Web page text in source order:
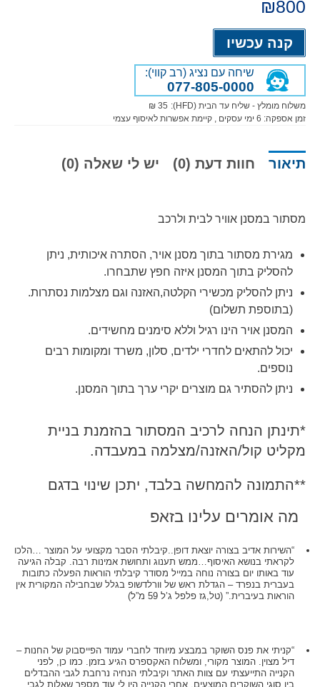
₪800
קנה עכשיו
שיחה עם נציג (רב קווי):
077-805-0000
משלוח מומלץ - שליח עד הבית (HFD):
35 ₪
זמן אספקה: 6 ימי עסקים , קיימת אפשרות לאיסוף עצמי
תיאור חוות דעת (0) יש לי שאלה (0)
מסתור במסנן אוויר לבית ולרכב
מגירת מסתור בתוך מסנן אויר, הסתרה איכותית, ניתן
להסליק בתוך המסנן איזה חפץ שתבחרו.
ניתן להסליק מכשירי הקלטה,האזנה וגם מצלמות נסתרות.
(בתוספת תשלום)
המסנן אויר הינו רגיל וללא סימנים מחשידים.
יכול להתאים לחדרי ילדים, סלון, משרד ומקומות רבים
נוספים.
ניתן להסתיר גם מוצרים יקרי ערך בתוך המסנן.
*תינתן הנחה לרכיב המסתור בהזמנת בניית
מקליט קול/האזנה/מצלמה במעבדה.
**התמונה להמחשה בלבד, יתכן שינוי בדגם
מה אומרים עלינו בזאפ
“השירות אדיב בצורה יוצאת דופן..קיבלתי הסבר מקצועי על המוצר …הלכו
לקראתי בנושא האיסוף…ממש תענוג ותחושת אמינות רבה. קבלה הגיעה
עוד באותו יום בצורה נוחה במייל מסודר קיבלתי הוראות הפעלה כתובות
בעברית בנפרד – הגדלת ראש של וורלדשופ בגלל שבחבילה המקורית אין
הוראות בעיברית.” (טל,גז פלפל ג’ל 59 מ”ל)
“קניתי את פנס השוקר במבצע מיוחד לחברי עמוד הפייסבוק של החנות –
דיל מצוין. המוצר מקורי, ומשלוח האקספרס הגיע בזמן. כמו כן, לפני
הקנייה התייעצתי עם צוות האתר וקיבלתי הנחיה נרחבת לגבי ההבדלים
בין סוגי השוקרים המוצעים. אחרי הקנייה היו לי עוד מספר שאלות לגבי